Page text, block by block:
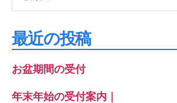
象:
最近の投稿
お盆期間の受付
年末年始の受付案内｜